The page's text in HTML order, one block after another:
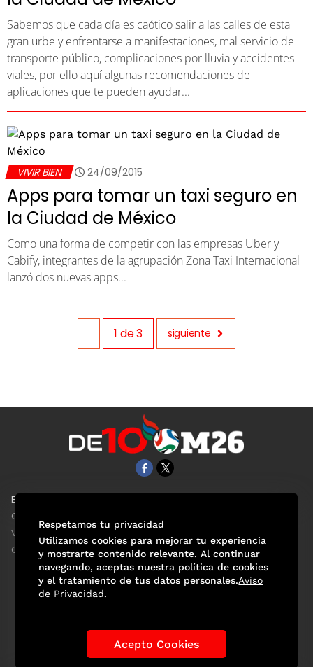
Sabemos que cada día es caótico salir a las calles de esta
gran urbe y enfrentarse a manifestaciones, mal servicio de
transporte público, complicaciones por lluvia y accidentes
viales, por ello aquí algunas recomendaciones de
aplicaciones que te pueden ayudar...
VIVIR BIEN 24/09/2015
Apps para tomar un taxi seguro en
la Ciudad de México
Como una forma de competir con las empresas Uber y
Cabify, integrantes de la agrupación Zona Taxi Internacional
lanzó dos nuevas apps...
1 de3 siguiente
EL UNIVERSAL
Clase
ViveUSA
Confabulario
Historia de los Mundiales Lo viral Anécdotas Mundialistas
Las Figuras Tendencias Directorio
Respetamos tu privacidad
Utilizamos cookies para mejorar tu experiencia
y mostrarte contenido relevante. Al continuar
navegando, aceptas nuestra política de cookies
y el tratamiento de tus datos personales.Aviso
de Privacidad.
Acepto Cookies